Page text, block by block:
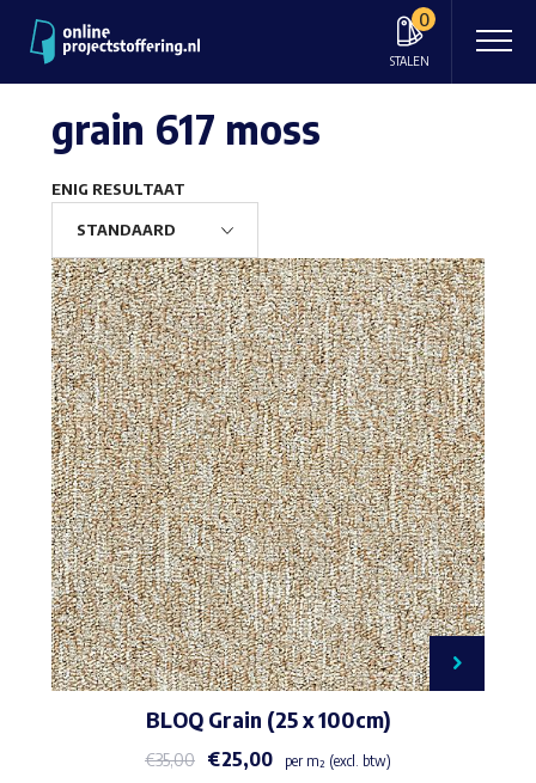
0
STALEN
grain 617 moss
ENIG RESULTAAT
BLOQ Grain (25 x 100cm)
€35,00 €25,00 per m² (excl. btw)